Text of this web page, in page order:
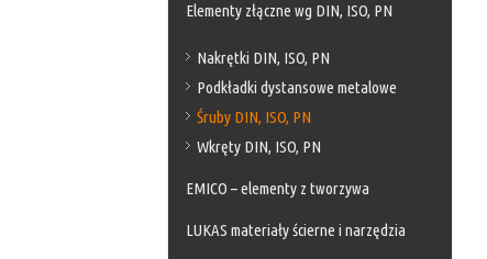
Elementy złączne wg DIN, ISO, PN
Nakrętki DIN, ISO, PN
Podkładki dystansowe metalowe
Śruby DIN, ISO, PN
Wkręty DIN, ISO, PN
EMICO – elementy z tworzywa
LUKAS materiały ścierne i narzędzia